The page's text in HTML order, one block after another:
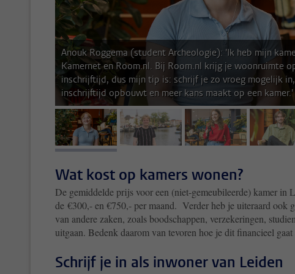
Anouk Roggema (student Archeologie): 'Ik heb mijn
Kamernet en Room.nl. Bij Room.nl krijg je woonruimte
inschrijftijd, dus mijn tip is: schrijf je zo vroeg mogelijk
inschrijftijd opbouwt en meer kans maakt op een kamer.'
afbeelding 1 afbeelding 2 afbeelding 3
Wat kost op kamers wonen?
De gemiddelde prijs voor een (niet-gemeubileerde) kamer in
de €300,- en €750,- per maand. Verder heb je uiteraard ook
van andere zaken, zoals boodschappen, verzekeringen,
uitgaan. Bedenk daarom van tevoren hoe je dit financieel gaat
Schrijf je in als inwoner van Leiden